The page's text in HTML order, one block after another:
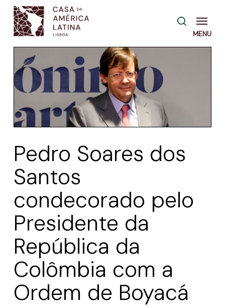
Skip
main
content
pesquisa
Menu
Pedro Soares dos
Santos
condecorado pelo
Presidente da
República da
Colômbia com a
Ordem de Boyacá